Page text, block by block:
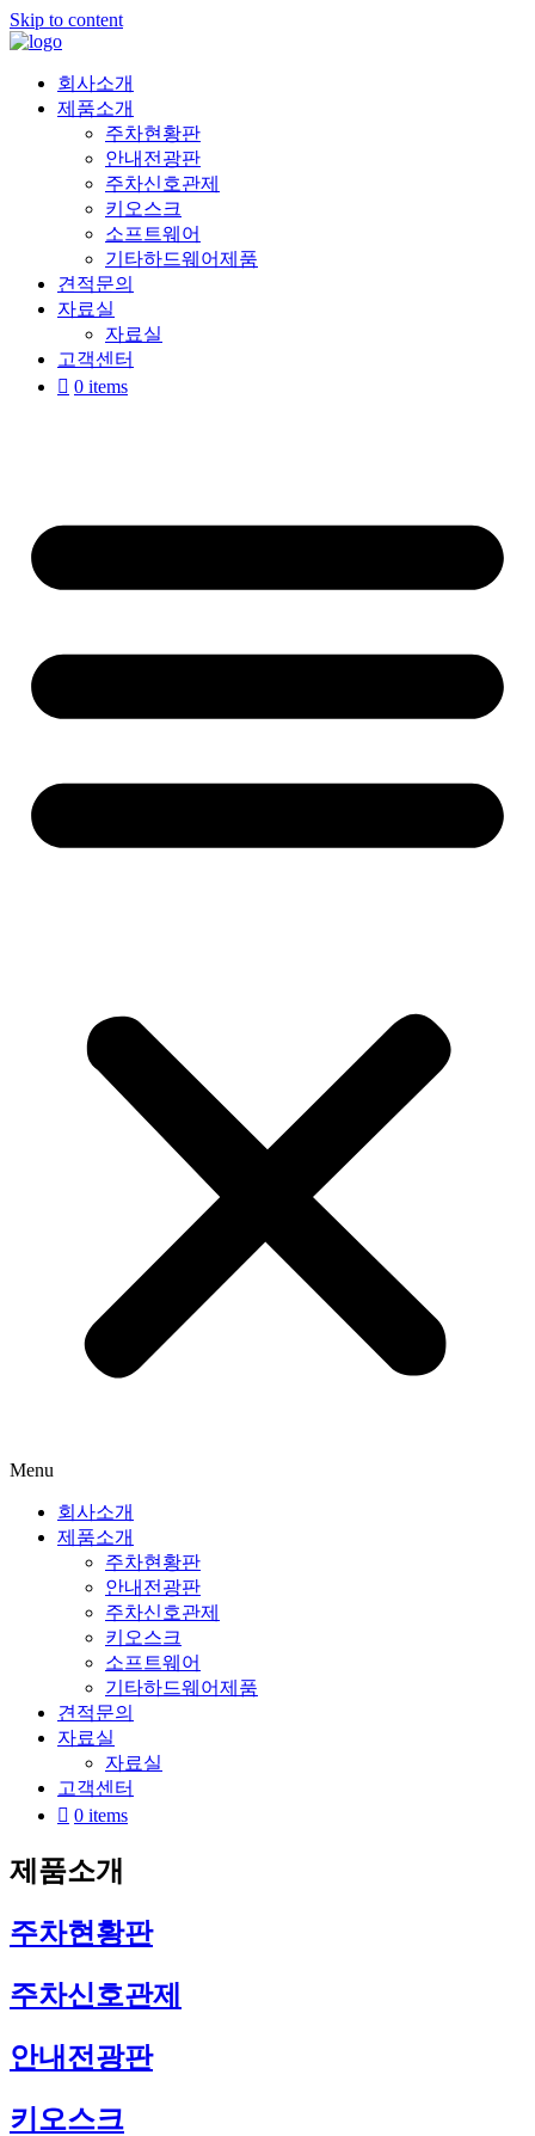
Skip to content
회사소개
제품소개
주차현황판
안내전광판
주차신호관제
키오스크
소프트웨어
기타하드웨어제품
견적문의
자료실
자료실
고객센터
0 items
Menu
회사소개
제품소개
주차현황판
안내전광판
주차신호관제
키오스크
소프트웨어
기타하드웨어제품
견적문의
자료실
자료실
고객센터
0 items
제품소개
주차현황판
주차신호관제
안내전광판
키오스크